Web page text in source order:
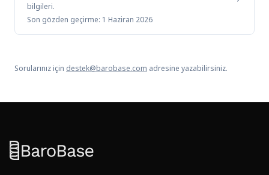
bilgileri.
Son gözden geçirme: 1 Haziran 2026
Sorularınız için destek@barobase.com adresine yazabilirsiniz.